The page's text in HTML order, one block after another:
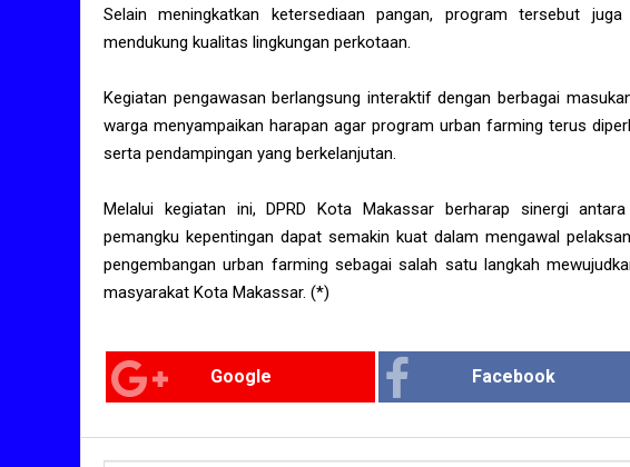
Selain meningkatkan ketersediaan pangan, program tersebut
mendukung kualitas lingkungan perkotaan.
Kegiatan pengawasan berlangsung interaktif dengan berbagai
warga menyampaikan harapan agar program urban farming terus
serta pendampingan yang berkelanjutan.
Melalui kegiatan ini, DPRD Kota Makassar berharap sinergi
pemangku kepentingan dapat semakin kuat dalam mengawal
pengembangan urban farming sebagai salah satu langkah
masyarakat Kota Makassar. (*)
Google Facebook